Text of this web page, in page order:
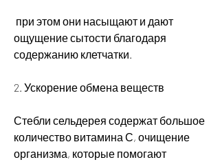
ощущение сытости благодаря
содержанию клетчатки.
2. Ускорение обмена веществ
Стебли сельдерея содержат большое
количество витамина С, очищение
организма, которые помогают